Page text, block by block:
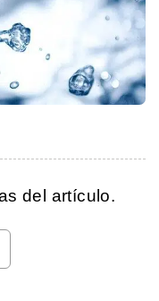
del artículo.